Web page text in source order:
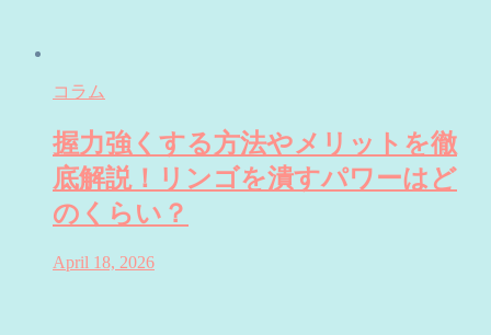
コラム
握力強くする方法やメリットを徹
底解説！リンゴを潰すパワーはど
のくらい？
April 18, 2026